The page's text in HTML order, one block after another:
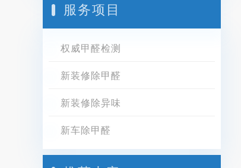
服务项目
权威甲醛检测
新装修除甲醛
新装修除异味
新车除甲醛